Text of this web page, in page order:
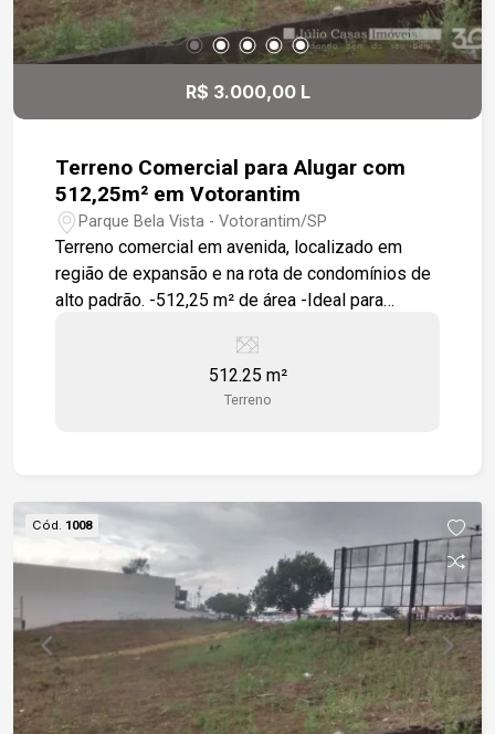
R$ 3.000,00 L
Terreno Comercial para Alugar com
512,25m² em Votorantim
Parque Bela Vista - Votorantim/SP
Terreno comercial em avenida, localizado em
região de expansão e na rota de condomínios de
alto padrão. -512,25 m² de área -Ideal para
oportunidade para investir ou desenvolver seu
512.25 m²
Terreno
Cód. 1008